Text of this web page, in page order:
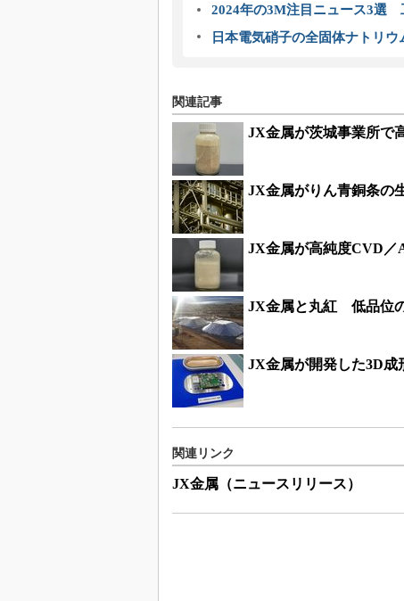
2024年の3M注目ニュース3選
日本電気硝子の全固体ナトリ
関連記事
JX金属が茨城事業所で
JX金属がりん青銅条の
JX金属が高純度CVD／
JX金属と丸紅 低品位
JX金属が開発した3D成
関連リンク
JX金属（ニュースリリース）